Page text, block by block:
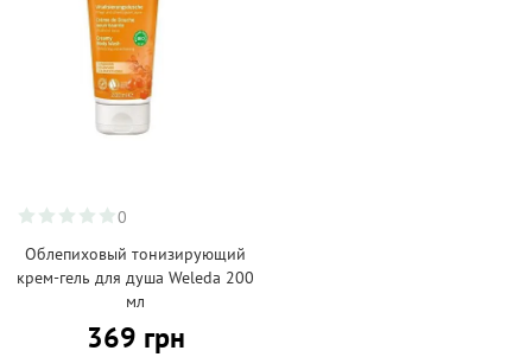
0
Облепиховый тонизирующий
крем-гель для душа Weleda 200
мл
369 грн